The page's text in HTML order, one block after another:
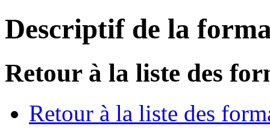
Descriptif de la
Retour à la liste des
Retour à la liste des